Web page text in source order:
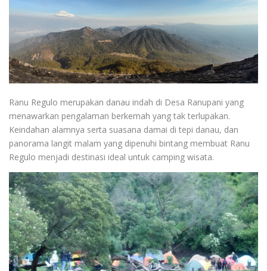
Ranu Regulo merupakan danau indah di Desa Ranupani yang
menawarkan pengalaman berkemah yang tak terlupakan.
Keindahan alamnya serta suasana damai di tepi danau, dan
panorama langit malam yang dipenuhi bintang membuat Ranu
Regulo menjadi destinasi ideal untuk camping wisata.